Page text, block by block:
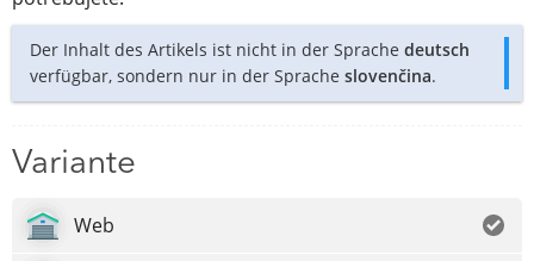
Der Inhalt des Artikels ist nicht in der Sprache deutsch
verfügbar, sondern nur in der Sprache slovenčina.
Variante
Web